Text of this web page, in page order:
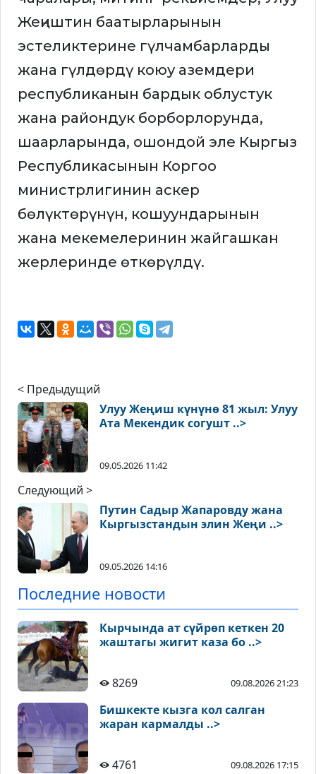
Жеңиштин баатырларынын
эстеликтерине гүлчамбарларды
жана гүлдөрдү коюу аземдери
республиканын бардык облустук
жана райондук борборлорунда,
шаарларында, ошондой эле Кыргыз
Республикасынын Коргоо
министрлигинин аскер
бөлүктөрүнүн, кошуундарынын
жана мекемелеринин жайгашкан
жерлеринде өткөрүлдү.
< Предыдущий
Улуу Жеңиш күнүнө 81 жыл: Улуу
Ата Мекендик согушт ..>
09.05.2026 11:42
Следующий >
Путин Садыр Жапаровду жана
Кыргызстандын элин Жеңи ..>
09.05.2026 14:16
Последние новости
Кырчында ат сүйрөп кеткен 20
жаштагы жигит каза бо ..>
8269 09.08.2026 21:23
Бишкекте кызга кол салган
жаран кармалды ..>
4761 09.08.2026 17:15